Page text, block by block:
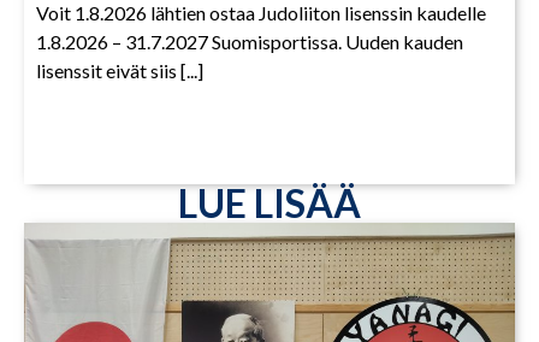
Voit 1.8.2026 lähtien ostaa Judoliiton lisenssin kaudelle
1.8.2026 – 31.7.2027 Suomisportissa. Uuden kauden
lisenssit eivät siis [...]
LUE LISÄÄ